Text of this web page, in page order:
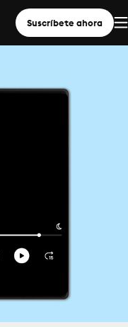
Suscríbete ahora